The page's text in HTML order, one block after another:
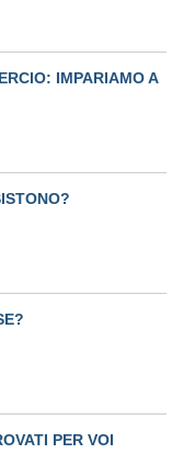
IMPARIAMO A
PER VOI